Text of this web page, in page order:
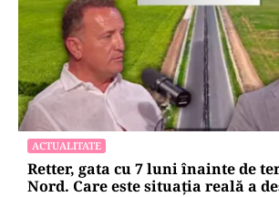
ACTUALITATE
Retter, gata cu 7 luni înainte de
Nord. Care este situația reală a